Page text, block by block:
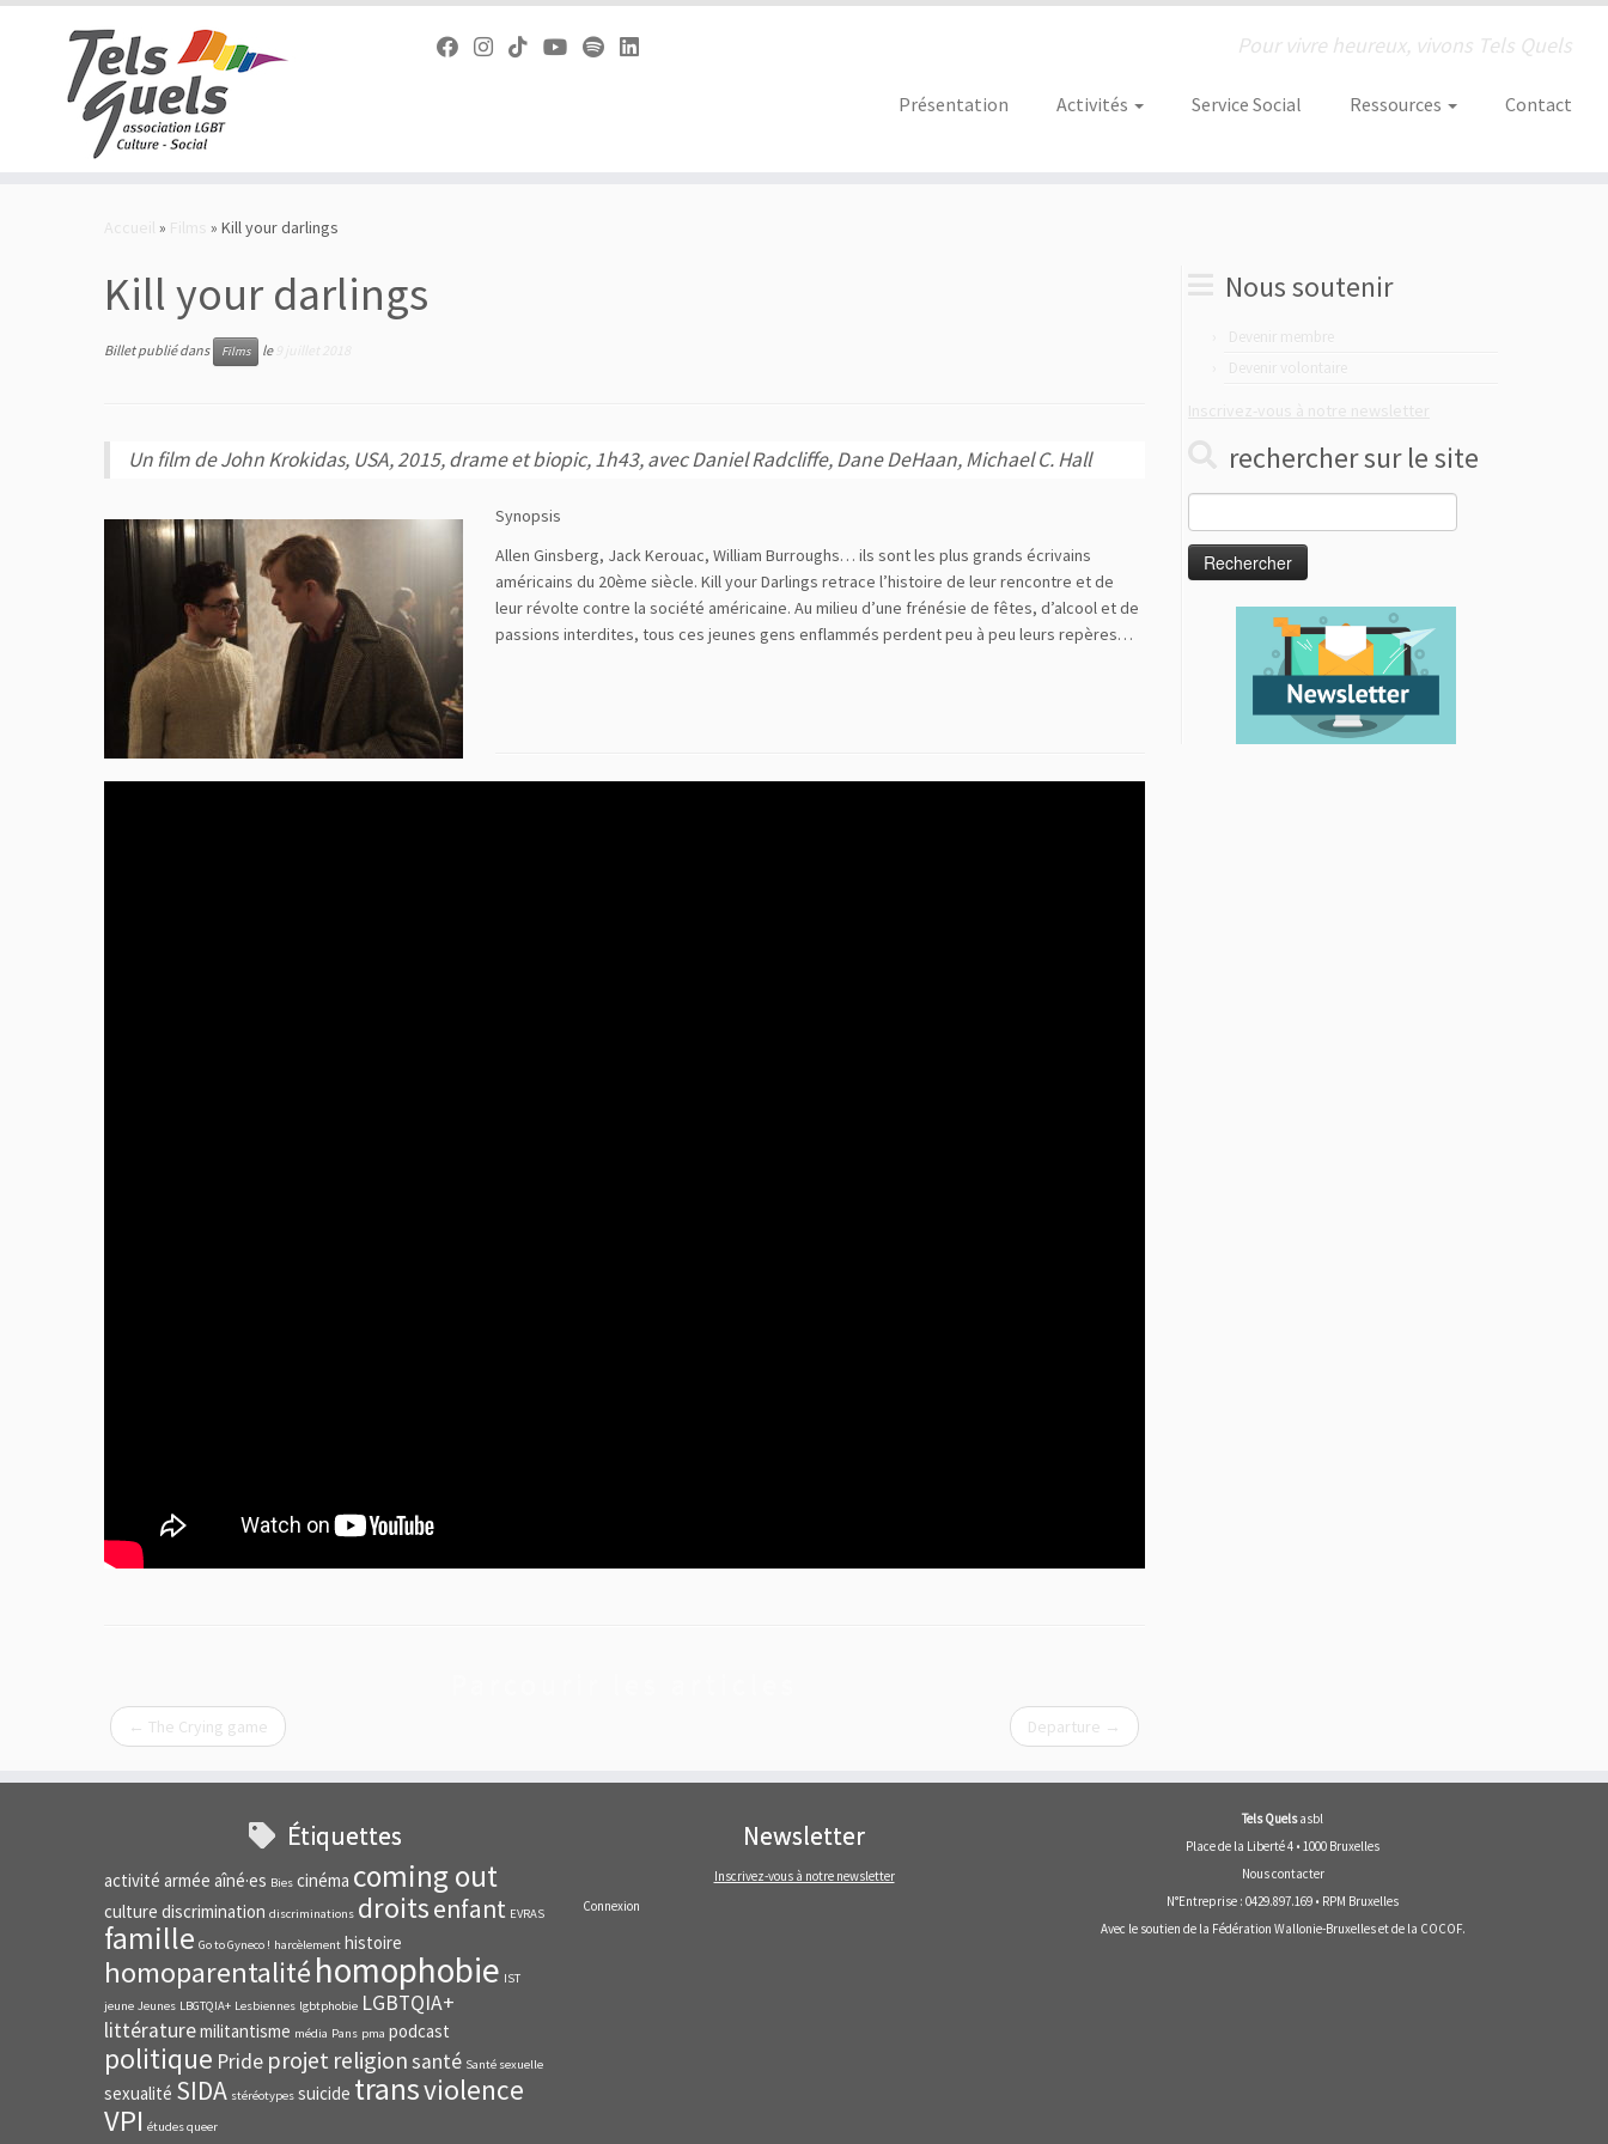
Pour vivre heureux, vivons Tels Quels
Présentation Activités Service Social Ressources Contact
» » Kill your darlings
Kill your darlings
Billet publié dans Films le
Un film de John Krokidas, USA, 2015, drame et biopic, 1h43, avec Daniel Radcliffe, Dane DeHaan, Michael C. Hall
Synopsis
Allen Ginsberg, Jack Kerouac, William Burroughs… ils sont les plus grands écrivains
américains du 20ème siècle. Kill your Darlings retrace l’histoire de leur rencontre et de
leur révolte contre la société américaine. Au milieu d’une frénésie de fêtes, d’alcool et de
passions interdites, tous ces jeunes gens enflammés perdent peu à peu leurs repères…
← The Crying game Departure →
Nous soutenir
Devenir membre
Devenir volontaire
rechercher sur le site
Étiquettes
activité armée aîné·es Bies cinéma coming out
culture discrimination discriminations droitsenfant EVRAS
famille Go to Gyneco ! harcèlement histoire
homoparentalitéhomophobie IST
jeune Jeunes LBGTQIA+ Lesbiennes lgbtphobie LGBTQIA+
littératuremilitantisme média Pans pma podcast
politique Pride projet religionsanté Santé sexuelle
sexualité SIDA stéréotypes suicide transviolence
VPI études queer
Newsletter
Inscrivez-vous à notre newsletter
Connexion
Tels Quelsasbl
Place de la Liberté 4 • 1000 Bruxelles
Nous contacter
N°Entreprise : 0429.897.169 • RPM Bruxelles
Avec le soutien de la Fédération Wallonie-Bruxelleset de la COCOF.